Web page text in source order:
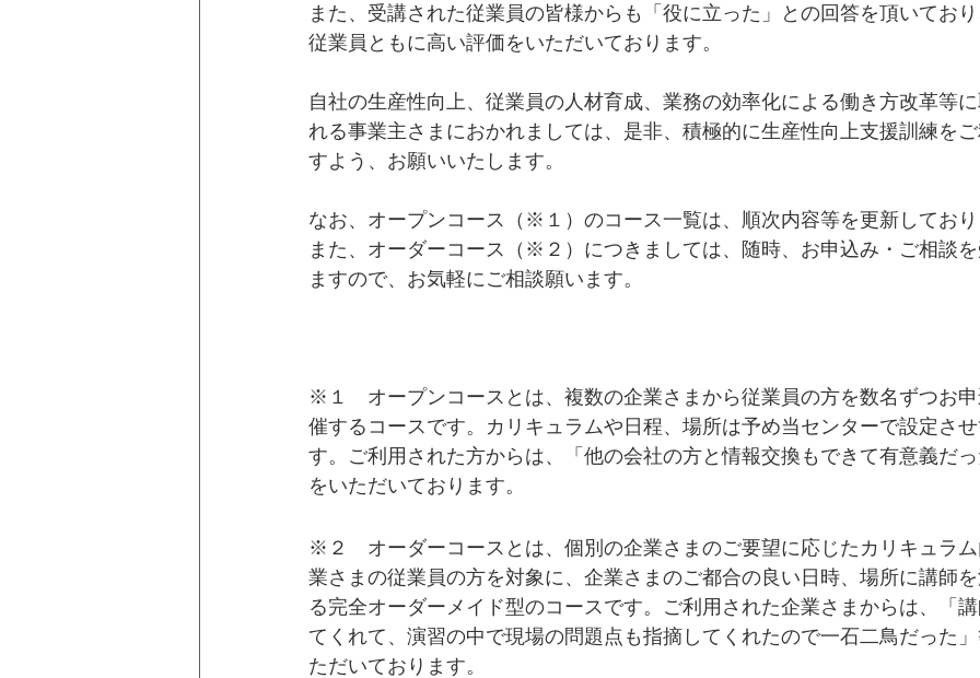
また、受講された従業員の皆様からも「役に立った」との回答を頂いてお
従業員ともに高い評価をいただいております。
自社の生産性向上、従業員の人材育成、業務の効率化による働き方改革等
れる事業主さまにおかれましては、是非、積極的に生産性向上支援訓練を
すよう、お願いいたします。
なお、オープンコース（※１）のコース一覧は、順次内容等を更新してお
また、オーダーコース（※２）につきましては、随時、お申込み・ご相談
ますので、お気軽にご相談願います。
※１　オープンコースとは、複数の企業さまから従業員の方を数名ずつお
催するコースです。カリキュラムや日程、場所は予め当センターで設定さ
す。ご利用された方からは、「他の会社の方と情報交換もできて有意義だ
をいただいております。
※２　オーダーコースとは、個別の企業さまのご要望に応じたカリキュラ
業さまの従業員の方を対象に、企業さまのご都合の良い日時、場所に講師
る完全オーダーメイド型のコースです。ご利用された企業さまからは、「
てくれて、演習の中で現場の問題点も指摘してくれたので一石二鳥だった
ただいております。